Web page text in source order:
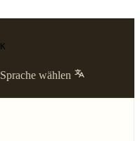
K
Sprache wählen